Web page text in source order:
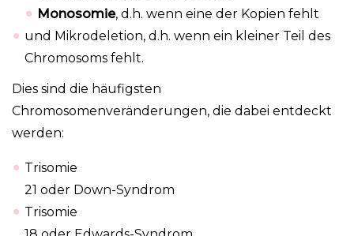
Monosomie, d.h. wenn eine der Kopien fehlt
und Mikrodeletion, d.h. wenn ein kleiner Teil des
Chromosoms fehlt.
Dies sind die häufigsten
Chromosomenveränderungen, die dabei entdeckt
werden:
Trisomie
21 oder Down-Syndrom
Trisomie